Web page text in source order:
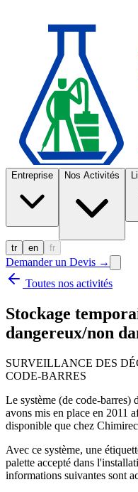
Entreprise Nos Activités
tr en fr
Demander un Devis →
Toutes nos activités
Stockage
dangereux/non
SURVEILLANCE DES
CODE-BARRES
Le système (de code-barres)
avons mis en place en 2011
disponible que chez
Avec ce système, une
palette accepté dans
informations suivantes sont